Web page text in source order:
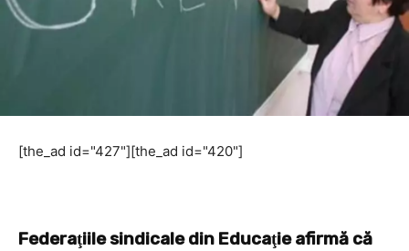
[the_ad id="427"][the_ad id="420"]
Federaţiile sindicale din Educaţie afirmă că